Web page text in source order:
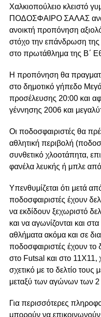
Χαλκιοπούλειο κλειστό
ΠΟΔΟΣΦΑΙΡΟ ΣΑΛΑΣ
ανοικτή προπόνηση
στόχο την επάνδρωση της
στο πρωτάθλημα της Β΄
Η προπόνηση θα
στο δημοτικό γήπεδο
προσέλευσης 20:00 και
γέννησης 2006 και
Οι ποδοσφαιριστές θα
αθλητική περιβολή
συνθετικό χλοοτάπητα,
φανέλα λευκής ή μπλε
Υπενθυμίζεται ότι μετά
ποδοσφαιριστές έχουν
να εκδίδουν ξεχωριστό
και να αγωνίζονται και
αθλήματα ακόμα και σε
ποδοσφαιριστές έχουν το
στο Futsal και στο 11Χ11,
σχετικό με το δελτίο
μεταξύ των αγώνων των
Για περισσότερες
μπορούν να